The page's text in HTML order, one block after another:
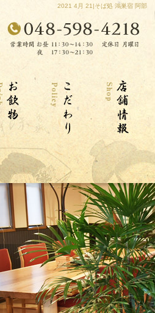
2021 4月 21|そば処 鴻巣宿 阿部